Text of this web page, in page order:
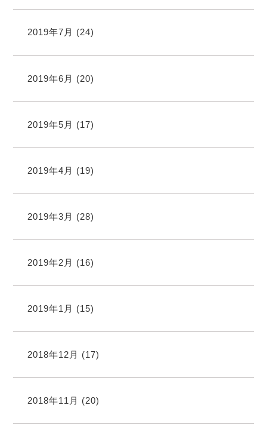
2019年7月 (24)
2019年6月 (20)
2019年5月 (17)
2019年4月 (19)
2019年3月 (28)
2019年2月 (16)
2019年1月 (15)
2018年12月 (17)
2018年11月 (20)